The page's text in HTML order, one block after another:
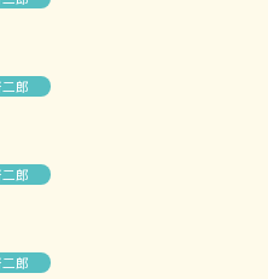
郎
郎
郎